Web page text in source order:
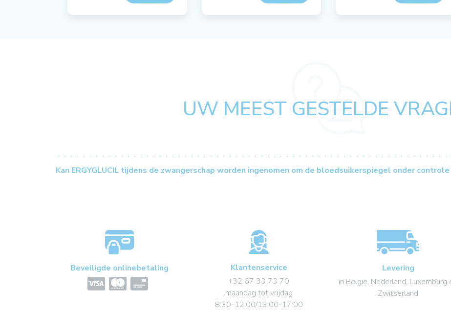
UW MEEST GESTELDE
Kan ERGYGLUCIL tijdens de zwangerschap worden ingenomen om de bloedsuikerspiegel onder
Beveiligde onlinebetaling
Klantenservice
+32 67 33 73 70
maandag tot vrijdag
8:30-12:00/13:00-17:00
Levering
in België, Nederland, Luxemburg
Zwitserland